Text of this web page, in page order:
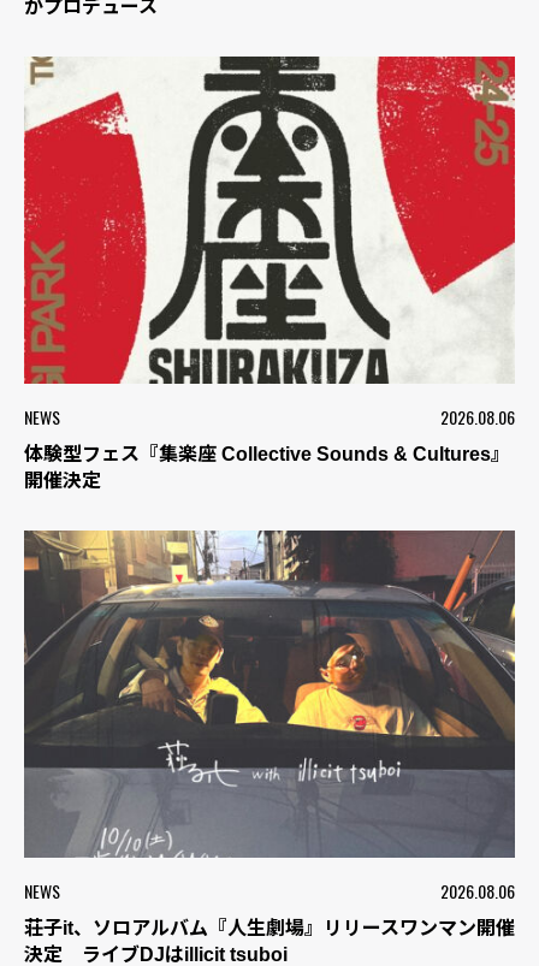
がプロデュース
NEWS 2026.08.06
体験型フェス『集楽座 Collective Sounds & Cultures』
開催決定
NEWS 2026.08.06
荘子it、ソロアルバム『人生劇場』リリースワンマン開催
決定 ライブDJはillicit tsuboi